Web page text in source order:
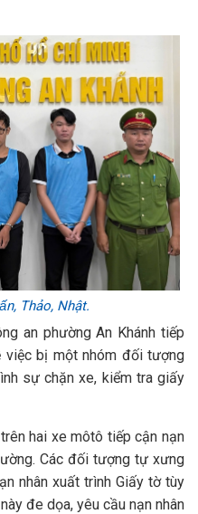
Thảo, Nhật.
an phường An Khánh tiếp
việc bị một nhóm đối tượng
sự chặn xe, kiểm tra giấy
hai xe môtô tiếp cận nạn
Các đối tượng tự xưng
nhân xuất trình Giấy tờ tùy
đe dọa, yêu cầu nạn nhân